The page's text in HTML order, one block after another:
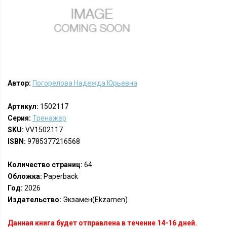
Автор: Погорелова Надежда Юрьевна
Артикул: 1502117
Серия: Тренажер
SKU: VV1502117
ISBN: 9785377216568
Количество страниц: 64
Обложка: Paperback
Год: 2026
Издательство: Экзамен(Ekzamen)
Данная книга будет отправлена в течение 14-16 дней.